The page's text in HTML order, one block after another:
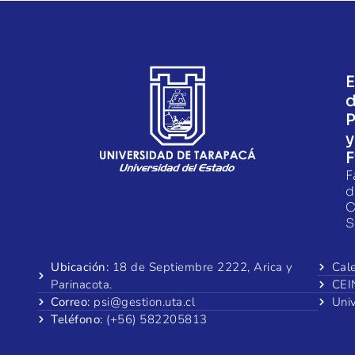
y
Ubicación: 18 de Septiembre 2222, Arica y
Parinacota.
Correo: psi@gestion.uta.cl
Teléfono: (+56) 582205813